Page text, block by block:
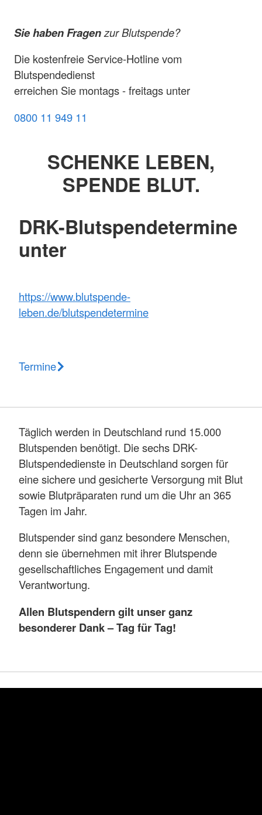
Sie haben Fragenzur Blutspende?
Die kostenfreie Service-Hotline vom
Blutspendedienst
erreichen Sie montags - freitags unter
0800 11 949 11
SCHENKE LEBEN,
SPENDE BLUT.
DRK-Blutspendetermine
unter
https://www.blutspende-
leben.de/blutspendetermine
Termine
Täglich werden in Deutschland rund 15.000
Blutspenden benötigt. Die sechs DRK-
Blutspendedienste in Deutschland sorgen für
eine sichere und gesicherte Versorgung mit Blut
sowie Blutpräparaten rund um die Uhr an 365
Tagen im Jahr.
Blutspender sind ganz besondere Menschen,
denn sie übernehmen mit ihrer Blutspende
gesellschaftliches Engagement und damit
Verantwortung.
Allen Blutspendern gilt unser ganz
besonderer Dank – Tag für Tag!